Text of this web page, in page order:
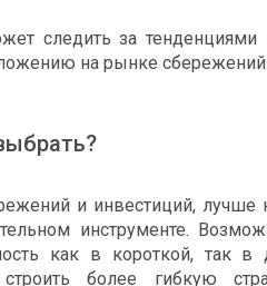
следить за
на рынке сбережений.
и инвестиций, лучше
инструменте.
как в короткой, так в
более гибкую